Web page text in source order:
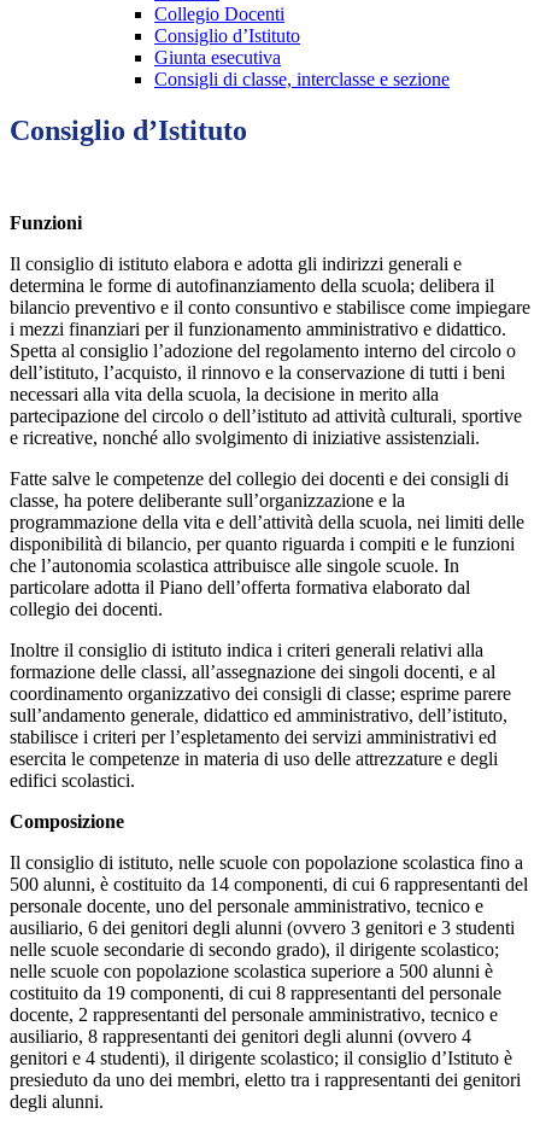
Collegio Docenti
Consiglio d’Istituto
Giunta esecutiva
Consigli di classe, interclasse e sezione
Consiglio d’Istituto
Funzioni
Il consiglio di istituto elabora e adotta gli indirizzi generali e
determina le forme di autofinanziamento della scuola; delibera il
bilancio preventivo e il conto consuntivo e stabilisce come impiegare
i mezzi finanziari per il funzionamento amministrativo e didattico.
Spetta al consiglio l’adozione del regolamento interno del circolo o
dell’istituto, l’acquisto, il rinnovo e la conservazione di tutti i beni
necessari alla vita della scuola, la decisione in merito alla
partecipazione del circolo o dell’istituto ad attività culturali, sportive
e ricreative, nonché allo svolgimento di iniziative assistenziali.
Fatte salve le competenze del collegio dei docenti e dei consigli di
classe, ha potere deliberante sull’organizzazione e la
programmazione della vita e dell’attività della scuola, nei limiti delle
disponibilità di bilancio, per quanto riguarda i compiti e le funzioni
che l’autonomia scolastica attribuisce alle singole scuole. In
particolare adotta il Piano dell’offerta formativa elaborato dal
collegio dei docenti.
Inoltre il consiglio di istituto indica i criteri generali relativi alla
formazione delle classi, all’assegnazione dei singoli docenti, e al
coordinamento organizzativo dei consigli di classe; esprime parere
sull’andamento generale, didattico ed amministrativo, dell’istituto,
stabilisce i criteri per l’espletamento dei servizi amministrativi ed
esercita le competenze in materia di uso delle attrezzature e degli
edifici scolastici.
Composizione
Il consiglio di istituto, nelle scuole con popolazione scolastica fino a
500 alunni, è costituito da 14 componenti, di cui 6 rappresentanti del
personale docente, uno del personale amministrativo, tecnico e
ausiliario, 6 dei genitori degli alunni (ovvero 3 genitori e 3 studenti
nelle scuole secondarie di secondo grado), il dirigente scolastico;
nelle scuole con popolazione scolastica superiore a 500 alunni è
costituito da 19 componenti, di cui 8 rappresentanti del personale
docente, 2 rappresentanti del personale amministrativo, tecnico e
ausiliario, 8 rappresentanti dei genitori degli alunni (ovvero 4
genitori e 4 studenti), il dirigente scolastico; il consiglio d’Istituto è
presieduto da uno dei membri, eletto tra i rappresentanti dei genitori
degli alunni.